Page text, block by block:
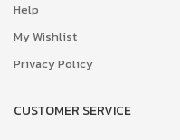
Help
My Wishlist
Privacy Policy
CUSTOMER SERVICE